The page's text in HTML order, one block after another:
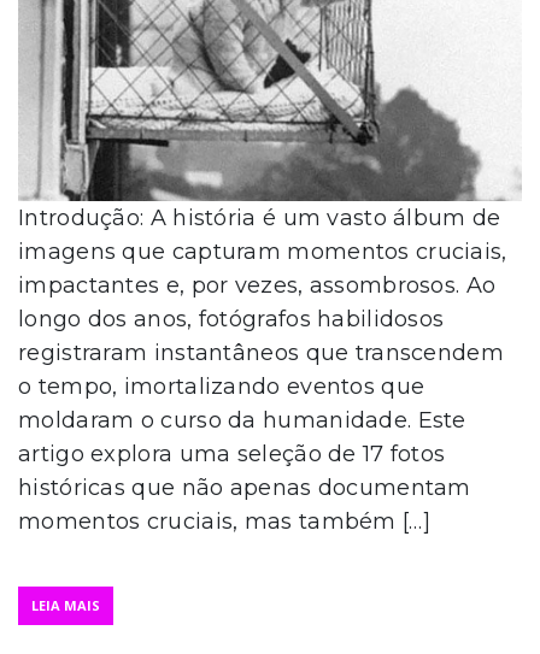
Introdução: A história é um vasto álbum de
imagens que capturam momentos cruciais,
impactantes e, por vezes, assombrosos. Ao
longo dos anos, fotógrafos habilidosos
registraram instantâneos que transcendem
o tempo, imortalizando eventos que
moldaram o curso da humanidade. Este
artigo explora uma seleção de 17 fotos
históricas que não apenas documentam
momentos cruciais, mas também […]
LEIA MAIS